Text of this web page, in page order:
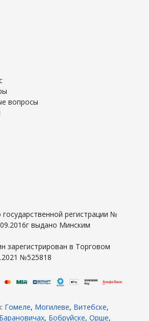
вопросы
регистрации №
выдано Минским
зарегистрирован в Торговом
№525818
Гомеле, Могилеве, Витебске,
Барановичах, Бобруйске, Орше,